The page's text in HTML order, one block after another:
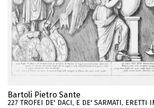
Bartoli Pietro Sante
227 TROFEI DE' DACI, E DE' SARMATI, ERETTI